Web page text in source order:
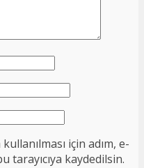
için adım, e-
tarayıcıya kaydedilsin.